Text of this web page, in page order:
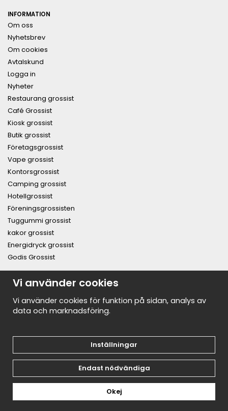
INFORMATION
Om oss
Nyhetsbrev
Om cookies
Avtalskund
Logga in
Nyheter
Restaurang grossist
Café Grossist
Kiosk grossist
Butik grossist
Företagsgrossist
Vape grossist
Kontorsgrossist
Camping grossist
Hotellgrossist
Föreningsgrossisten
Tuggummi grossist
kakor grossist
Energidryck grossist
Godis Grossist
PRENUMERERA PÅ NYHETSBREVET FÖR VÅRA BÄSTA
ERBJUDANDEN OCH NYHETER!
E-
postadress
Drift & produktion:Wikinggruppen
Vi använder cookies
Vi använder cookies för funktion på sidan, analys av
data och marknadsföring.
Inställningar
Endast nödvändiga
Okej